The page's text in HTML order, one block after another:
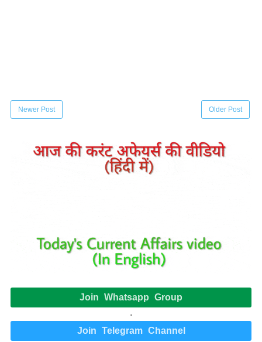
Newer Post Older Post
Join Whatsapp Group
.
Join Telegram Channel